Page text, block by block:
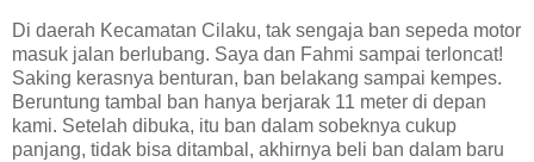
Di daerah Kecamatan Cilaku, tak sengaja ban sepeda motor
masuk jalan berlubang. Saya dan Fahmi sampai terloncat!
Saking kerasnya benturan, ban belakang sampai kempes.
Beruntung tambal ban hanya berjarak 11 meter di depan
kami. Setelah dibuka, itu ban dalam sobeknya cukup
panjang, tidak bisa ditambal, akhirnya beli ban dalam baru